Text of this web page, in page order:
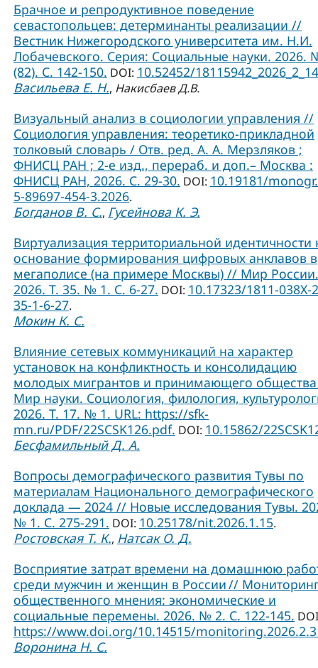
Брачное и репродуктивное поведение
севастопольцев: детерминанты реализации //
Вестник Нижегородского университета им. Н.И.
Лобачевского. Серия: Социальные науки. 2026.
(82). С. 142-150. DOI: 10.52452/
Васильева Е. Н., Накисбаев Д.В.
Визуальный анализ в социологии управления //
Социология управления: теоретико-прикладной
толковый словарь / Отв. ред. А. А. Мерзляков ;
ФНИСЦ РАН ; 2-е изд., перераб. и доп.– Москва :
ФНИСЦ РАН, 2026. С. 29-30. DOI: 10.19181/
5-89697-454-3.2026.
Богданов В. С., Гусейнова К. Э.
Виртуализация территориальной идентичности
основание формирования цифровых анклавов в
мегаполисе (на примере Москвы) // Мир России.
2026. Т. 35. № 1. С. 6-27. DOI: 10.17323/1811-038Х-
35-1-6-27.
Мокин К. С.
Влияние сетевых коммуникаций на характер
установок на конфликтность и консолидацию
молодых мигрантов и принимающего
Мир науки. Социология, филология,
2026. Т. 17. № 1. URL: https://sfk-
mn.ru/PDF/22SCSK126.pdf. DOI: 10.15862/
Бесфамильный Д. А.
Вопросы демографического развития Тувы по
материалам Национального демографического
доклада — 2024 // Новые исследования Тувы.
№ 1. С. 275-291. DOI: 10.25178/nit.2026.1.15.
Ростовская Т. К., Натсак О. Д.
Восприятие затрат времени на домашнюю
среди мужчин и женщин в России //
общественного мнения: экономические и
социальные перемены. 2026. № 2. С. 122-145.
https://www.doi.org/10.14515/
Воронина Н. С.